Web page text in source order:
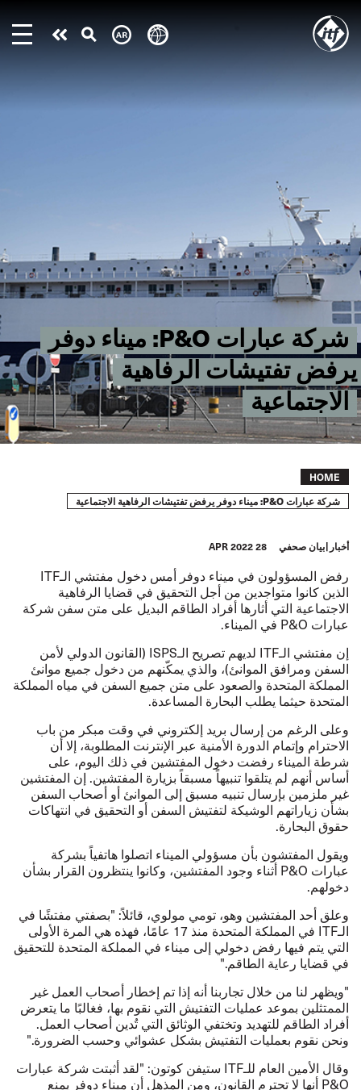
main
شركة عبارات P&O: ميناء دوفر
يرفض تفتيشات الرفاهية
الاجتماعية
Take
action
Breadcrumb
HOME
شركة عبارات P&O: ميناء دوفر يرفض تفتيشات الرفاهية الاجتماعية
أخبار بيان صحفي 28 APR 2022
رفض المسؤولون في ميناء دوفر أمس دخول مفتشي الـITF
الذين كانوا متواجدين من أجل التحقيق في قضايا الرفاهية
الاجتماعية التي أثارها أفراد الطاقم البديل على متن سفن شركة
عبارات P&O في الميناء.
إن مفتشي الـITF لديهم تصريح الـISPS (القانون الدولي لأمن
السفن ومرافق الموانئ)، والذي يمكّنهم من دخول جميع موانئ
المملكة المتحدة والصعود على متن جميع السفن في مياه المملكة
المتحدة حيثما يطلب البحارة المساعدة.
وعلى الرغم من إرسال بريد إلكتروني في وقت مبكر من باب
الاحترام وإتمام الدورة الأمنية عبر الإنترنت المطلوبة، إلا أن
شرطة الميناء رفضت دخول المفتشين في ذلك اليوم، على
أساس أنهم لم يتلقوا تنبيهاً مسبقاً بزيارة المفتشين. إن المفتشين
غير ملزمين بإرسال تنبيه مسبق إلى الموانئ أو أصحاب السفن
بشأن زياراتهم الوشيكة لتفتيش السفن أو التحقيق في انتهاكات
حقوق البحارة.
ويقول المفتشون بأن مسؤولي الميناء اتصلوا هاتفياً بشركة
عبارات P&O أثناء وجود المفتشين، وكانوا ينتظرون القرار بشأن
دخولهم.
وعلق أحد المفتشين وهو، تومي مولوي، قائلاً: "بصفتي مفتشًا في
الـITF في المملكة المتحدة منذ 17 عامًا، فهذه هي المرة الأولى
التي يتم فيها رفض دخولي إلى ميناء في المملكة المتحدة للتحقيق
في قضايا رعاية الطاقم."
"ويظهر لنا من خلال تجاربنا أنه إذا تم إخطار أصحاب العمل غير
الممتثلين بموعد عمليات التفتيش التي نقوم بها، فغالبًا ما يتعرض
أفراد الطاقم للتهديد وتختفي الوثائق التي تُدين أصحاب العمل.
ونحن نقوم بعمليات التفتيش بشكل عشوائي وحسب الضرورة."
وقال الأمين العام للـITF ستيفن كوتون: "لقد أثبتت شركة عبارات
P&O أنها لا تحترم القانون، ومن المذهل أن ميناء دوفر يمنع